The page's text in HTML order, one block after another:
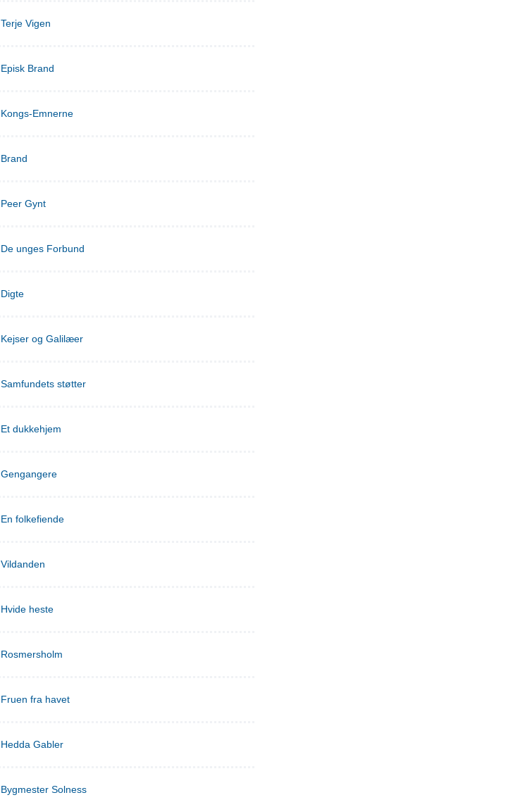
Terje Vigen
Episk Brand
Kongs-Emnerne
Brand
Peer Gynt
De unges Forbund
Digte
Kejser og Galilæer
Samfundets støtter
Et dukkehjem
Gengangere
En folkefiende
Vildanden
Hvide heste
Rosmersholm
Fruen fra havet
Hedda Gabler
Bygmester Solness